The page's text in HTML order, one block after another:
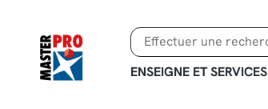
contenu
principal
ENSEIGNE ET SERVICES